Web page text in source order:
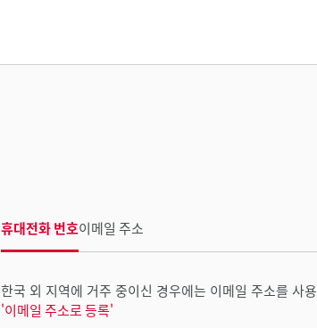
휴대전화 번호이메일 주소
한국 외 지역에 거주 중이신 경우에는 이메일 주소를 사
'이메일 주소로 등록'